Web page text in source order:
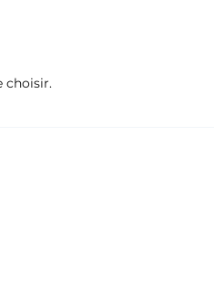
choisir.